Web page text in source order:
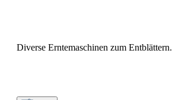
Diverse Erntemaschinen zum Entblättern.